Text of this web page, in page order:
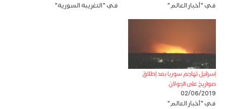
في "أخبار العالم"
في "التغريبة السورية"
إسرائيل تهاجم سوريا بعد إطلاق
صواريخ على الجولان
02/06/2019
في "أخبار العالم"